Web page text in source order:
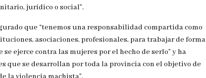
jurídico o social”.
que “tenemos una responsabilidad compartida como
asociaciones, profesionales, para trabajar de forma
ejerce contra las mujeres por el hecho de serlo” y ha
que se desarrollan por toda la provincia con el objetivo de